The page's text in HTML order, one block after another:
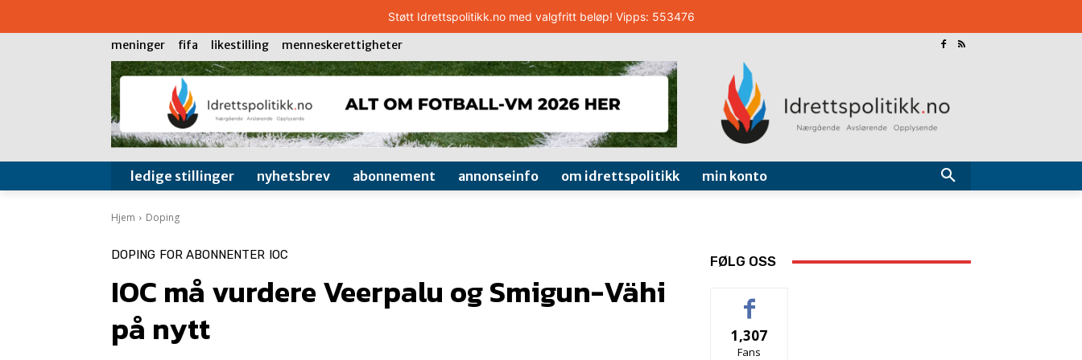
Støtt Idrettspolitikk.no med valgfritt beløp! Vipps: 553476
meninger fifa likestilling menneskerettigheter
ledige stillinger nyhetsbrev abonnement annonseinfo om idrettspolitikk min konto
Hjem Doping
DOPING FOR ABONNENTER IOC
IOC må vurdere Veerpalu og Smigun-Vähi
på nytt
FØLG OSS
1,307
Fans